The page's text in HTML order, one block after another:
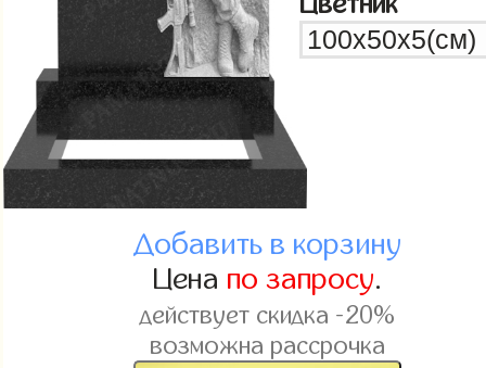
Добавить в корзину
Цена по запросу.
действует скидка -20%
возможна рассрочка